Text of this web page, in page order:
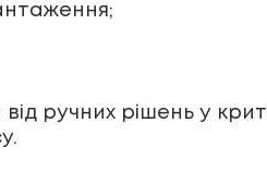
від ручних рішень у